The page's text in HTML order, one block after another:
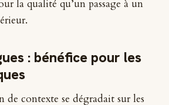
la qualité qu’un passage à un
: bénéfice pour les
de contexte se dégradait sur les